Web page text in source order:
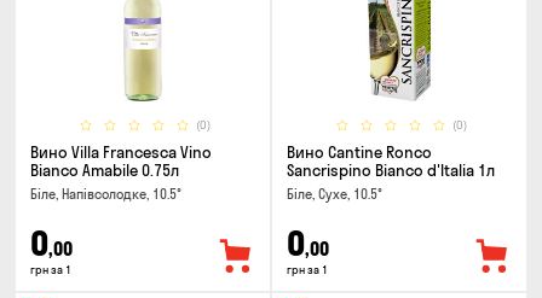
(0)
Вино Villa Francesca Vino
Bianco Amabile 0.75л
Біле, Напівсолодке, 10.5°
0,00
грн за 1
(0)
Вино Cantine Ronco
Sancrispino Bianco d'Italia 1л
Біле, Сухе, 10.5°
0,00
грн за 1